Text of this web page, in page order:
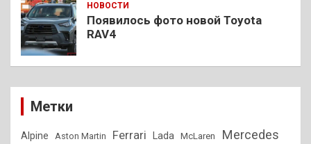
НОВОСТИ
Появилось фото новой Toyota
RAV4
Метки
Alpine Aston Martin Ferrari Lada McLaren Mercedes